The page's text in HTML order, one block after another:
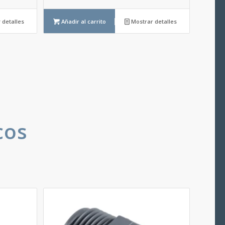
detalles Añadir al carrito Mostrar detalles